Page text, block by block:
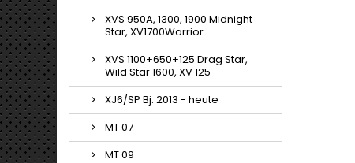
XVS 950A, 1300, 1900 Midnight
Star, XV1700Warrior
XVS 1100+650+125 Drag Star,
Wild Star 1600, XV 125
XJ6/SP Bj. 2013 - heute
MT 07
MT 09